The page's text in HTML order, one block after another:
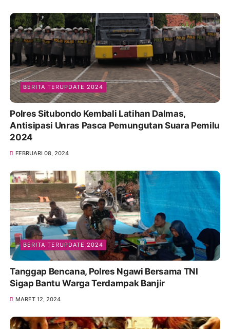
BERITA TERUPDATE 2024
Polres Situbondo Kembali Latihan Dalmas,
Antisipasi Unras Pasca Pemungutan Suara Pemilu
2024
FEBRUARI 08, 2024
BERITA TERUPDATE 2024
Tanggap Bencana, Polres Ngawi Bersama TNI
Sigap Bantu Warga Terdampak Banjir
MARET 12, 2024